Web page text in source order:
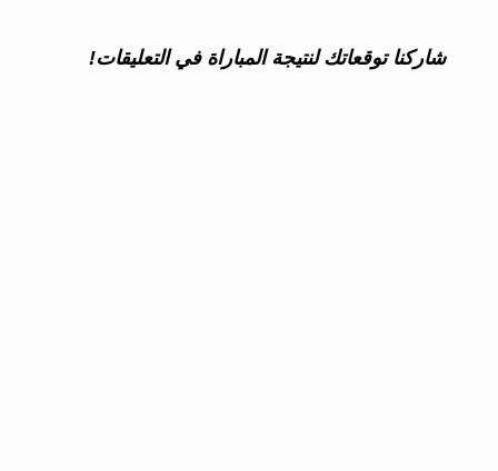
شاركنا توقعاتك لنتيجة المباراة في التعليقات!